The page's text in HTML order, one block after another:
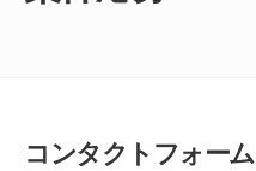
コンタクトフォーム